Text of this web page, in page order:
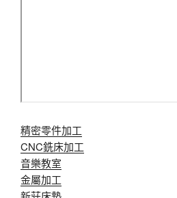
精密零件加工
CNC銑床加工
音樂教室
金屬加工